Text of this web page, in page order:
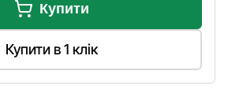
Купити
Купити в 1 клік